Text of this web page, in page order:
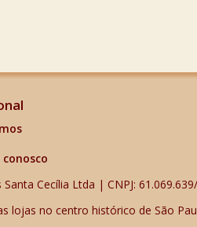
Cecília Ltda | CNPJ:
lojas no centro histórico de São